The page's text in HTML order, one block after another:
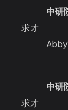
求才
中研
求才
中研